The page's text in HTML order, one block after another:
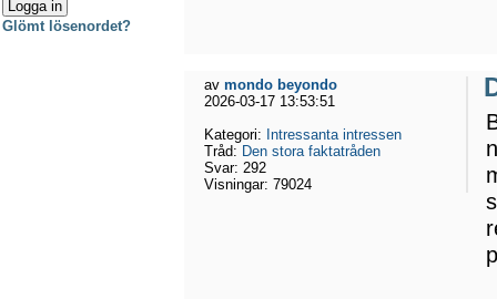
av mondo beyondo
2026-03-17 13:53:51
Kategori: Intressanta intressen
Tråd: Den stora faktatråden
Svar: 292
Visningar: 79024
Glömt lösenordet?